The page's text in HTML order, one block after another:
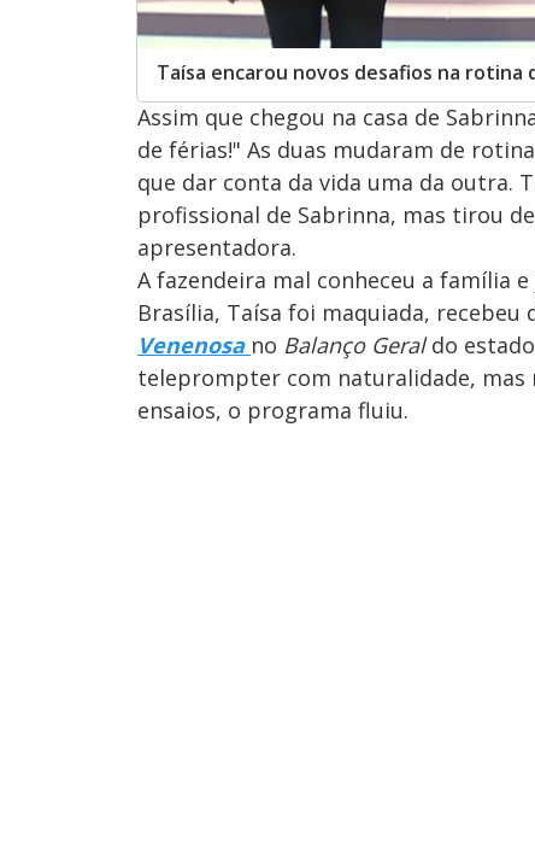
Taísa encarou novos desafios na rotina
Assim que chegou na casa de
de férias!" As duas mudaram de
que dar conta da vida uma da outra.
profissional de Sabrinna, mas tirou
apresentadora.
A fazendeira mal conheceu a família
Brasília, Taísa foi maquiada, recebeu
Venenosa no Balanço Geraldo
teleprompter com naturalidade, mas
ensaios, o programa fluiu.